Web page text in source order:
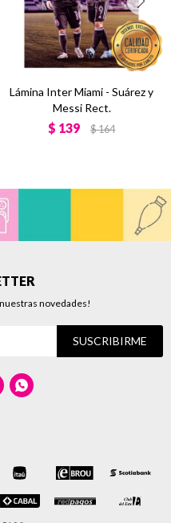
Lámina Inter Miami - Suárez y
Messi Rect.
$ 139 $164
novedades!
SUSCRIBIRME
